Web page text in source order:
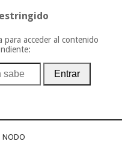
acceder al contenido
Entrar
NODO